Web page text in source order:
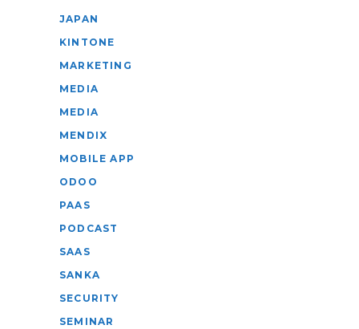
JAPAN
KINTONE
MARKETING
MEDIA
MEDIA
MENDIX
MOBILE APP
ODOO
PAAS
PODCAST
SAAS
SANKA
SECURITY
SEMINAR